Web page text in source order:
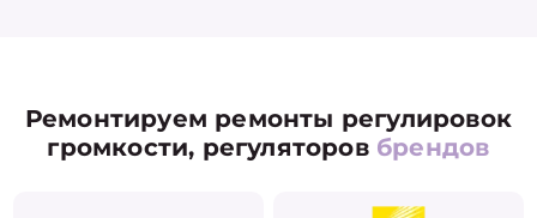
Ремонтируем ремонты регулировок
громкости, регуляторов брендов